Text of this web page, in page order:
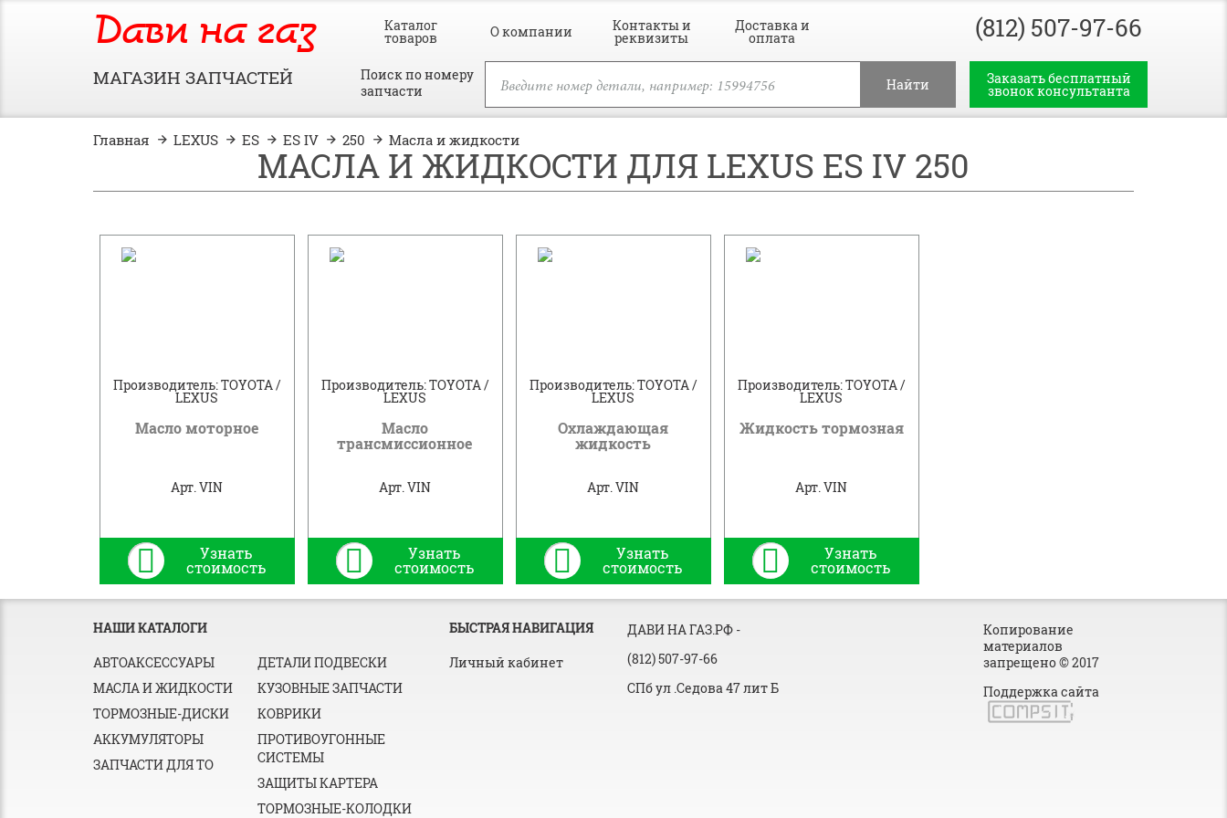
Дави на газ
МАГАЗИН ЗАПЧАСТЕЙ
Каталог
товаров О компании Контакты и
реквизиты
Доставка и
оплата
Поиск по номеру
запчасти
Найти
(812) 507-97-66
Заказать бесплатный
звонок консультанта
Главная LEXUS ES ES IV 250 Масла и жидкости
МАСЛА И ЖИДКОСТИ ДЛЯ LEXUS ES IV 250
Производитель: TOYOTA /
LEXUS
Масло моторное
Арт. VIN
Узнать
стоимость
Производитель: TOYOTA /
LEXUS
Масло
трансмиссионное
Арт. VIN
Узнать
стоимость
Производитель: TOYOTA /
LEXUS
Охлаждающая
жидкость
Арт. VIN
Узнать
стоимость
Производитель: TOYOTA /
LEXUS
Жидкость тормозная
Арт. VIN
Узнать
стоимость
НАШИ КАТАЛОГИ
АВТОАКСЕССУАРЫ
МАСЛА И ЖИДКОСТИ
ТОРМОЗНЫЕ-ДИСКИ
АККУМУЛЯТОРЫ
ЗАПЧАСТИ ДЛЯ ТО
ДЕТАЛИ ПОДВЕСКИ
КУЗОВНЫЕ ЗАПЧАСТИ
КОВРИКИ
ПРОТИВОУГОННЫЕ
СИСТЕМЫ
ЗАЩИТЫ КАРТЕРА
ТОРМОЗНЫЕ-КОЛОДКИ
БЫСТРАЯ НАВИГАЦИЯ
Личный кабинет
ДАВИ НА ГАЗ.РФ -
(812) 507-97-66
СПб ул .Седова 47 лит Б
Копирование
материалов
запрещено © 2017
Поддержка сайта